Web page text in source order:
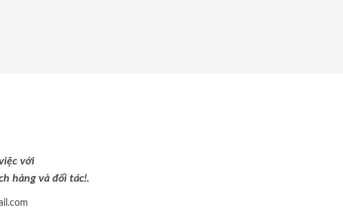
với
hàng và đối tác!.